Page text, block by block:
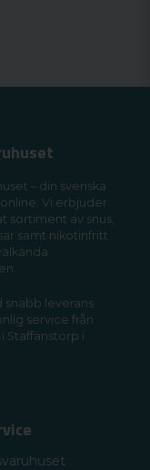
– din svenska
Vi erbjuder
sortiment av snus,
samt nikotinfritt
snabb leverans
service från
Staffanstorp i